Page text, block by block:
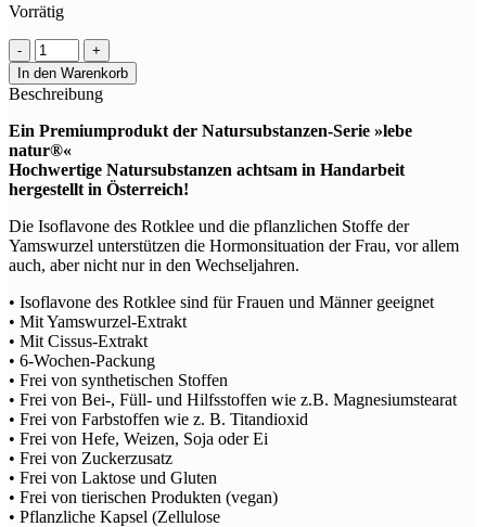
Vorrätig
lebe
natur®
Rotklee
+
Yams
Menge
In den Warenkorb
Beschreibung
Ein Premiumprodukt der Natursubstanzen-Serie »lebe
natur®«
Hochwertige Natursubstanzen achtsam in Handarbeit
hergestellt in Österreich!
Die Isoflavone des Rotklee und die pflanzlichen Stoffe der
Yamswurzel unterstützen die Hormonsituation der Frau, vor allem
auch, aber nicht nur in den Wechseljahren.
• Isoflavone des Rotklee sind für Frauen und Männer geeignet
• Mit Yamswurzel-Extrakt
• Mit Cissus-Extrakt
• 6-Wochen-Packung
• Frei von synthetischen Stoffen
• Frei von Bei-, Füll- und Hilfsstoffen wie z.B. Magnesiumstearat
• Frei von Farbstoffen wie z. B. Titandioxid
• Frei von Hefe, Weizen, Soja oder Ei
• Frei von Zuckerzusatz
• Frei von Laktose und Gluten
• Frei von tierischen Produkten (vegan)
• Pflanzliche Kapsel (Zellulose